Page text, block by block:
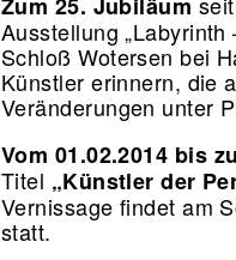
Ausstellung
Schloß Wotersen bei
Künstler erinnern, die
Veränderungen unter
Vom 01.02.2014 bis
Titel „Künstler der
Vernissage findet am
statt.